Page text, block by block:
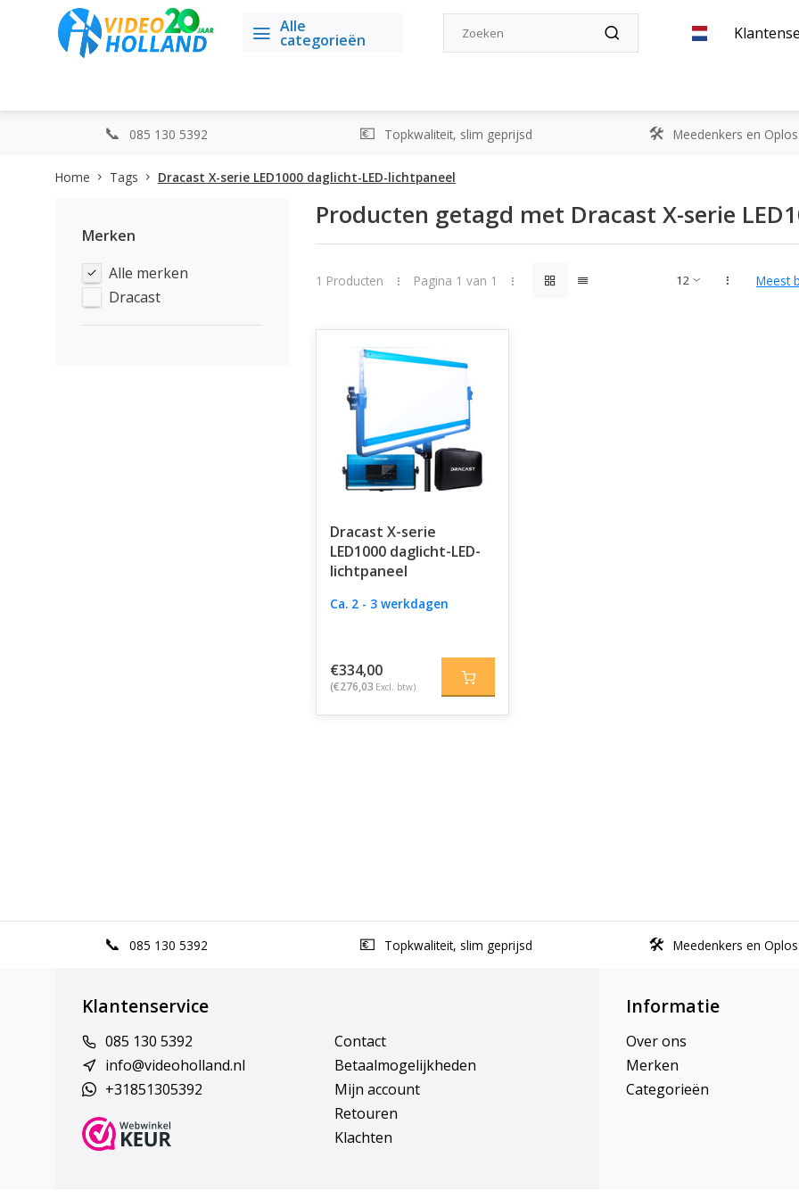
Alle
categorieën
085 130 5392 Topkwaliteit, slim geprijsd Meedenkers en
Home Tags Dracast X-serie LED1000 daglicht-LED-lichtpaneel
Merken
Alle merken
Dracast
Producten getagd met Dracast X-serie
1 Producten Pagina 1 van 1 Meest
Dracast X-serie
LED1000 daglicht-LED-
lichtpaneel
Ca. 2 - 3 werkdagen
€334,00
(€276,03 Excl. btw)
085 130 5392 Topkwaliteit, slim geprijsd Meedenkers en
Klantenservice
085 130 5392
info@videoholland.nl
+31851305392
Contact
Betaalmogelijkheden
Mijn account
Retouren
Klachten
Informatie
Over ons
Merken
Categorieën